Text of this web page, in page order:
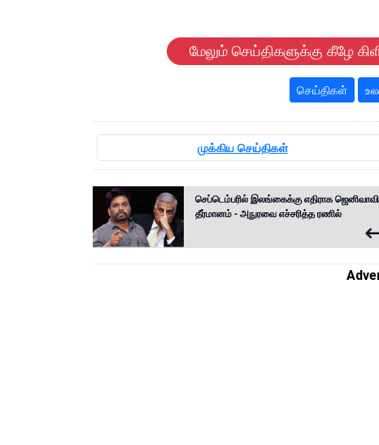
மேலும் செய்திகளுக்கு கீழே
செய்திகள்
முக்கிய செய்திகள்
செப்டெம்பரில் இலங்கைக்கு எதிராக
தீர்மானம் - அநுரவை எச்சரித்த ரணில்